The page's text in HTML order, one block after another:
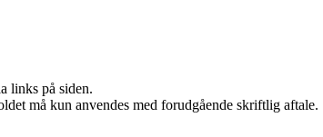
links på siden.
må kun anvendes med forudgående skriftlig aftale.